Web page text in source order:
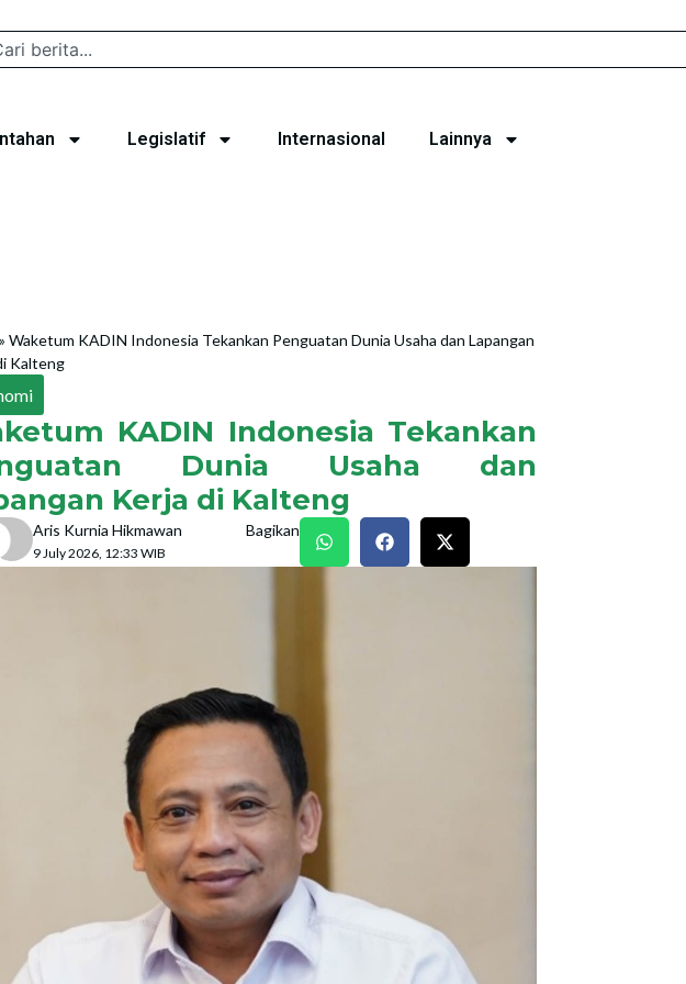
Legislatif Internasional Lainnya
Waketum KADIN Indonesia Tekankan Penguatan Dunia Usaha dan Lapangan
Kalteng
KADIN Indonesia Tekankan
Dunia Usaha dan
Kerja di Kalteng
Aris Kurnia Hikmawan
9 July 2026, 12:33 WIB
Bagikan